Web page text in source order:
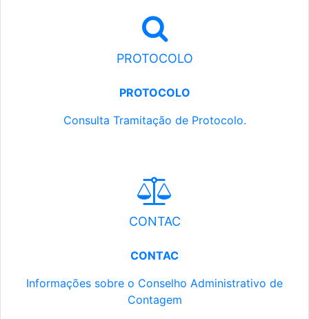
PROTOCOLO
PROTOCOLO
Consulta Tramitação de Protocolo.
CONTAC
CONTAC
Informações sobre o Conselho Administrativo de
Contagem